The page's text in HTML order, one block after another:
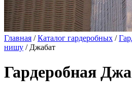
Главная /Каталог гардеробных /
нишу / Джабат
Гардеробная